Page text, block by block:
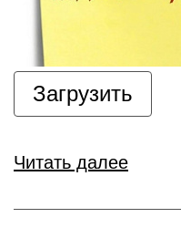
Загрузить
Читать далее